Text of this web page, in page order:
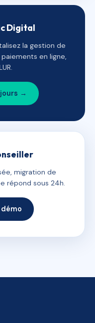
Digital
la gestion de
en ligne,
→
migration de
répond sous 24h.